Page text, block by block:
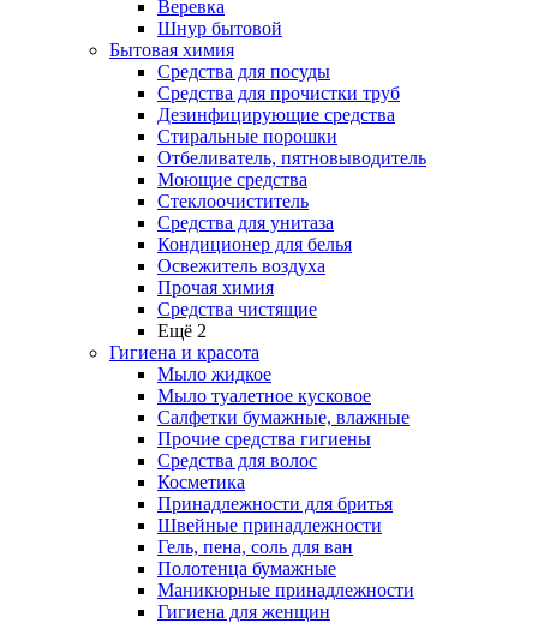
Веревка
Шнур бытовой
Бытовая химия
Средства для посуды
Средства для прочистки труб
Дезинфицирующие средства
Стиральные порошки
Отбеливатель, пятновыводитель
Моющие средства
Стеклоочиститель
Средства для унитаза
Кондиционер для белья
Освежитель воздуха
Прочая химия
Средства чистящие
Ещё 2
Гигиена и красота
Мыло жидкое
Мыло туалетное кусковое
Салфетки бумажные, влажные
Прочие средства гигиены
Средства для волос
Косметика
Принадлежности для бритья
Швейные принадлежности
Гель, пена, соль для ван
Полотенца бумажные
Маникюрные принадлежности
Гигиена для женщин